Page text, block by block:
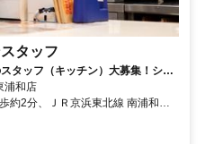
タッフ
タッフ（キッチン）大募集！シフ
浦和店
約2分、ＪＲ京浜東北線 南浦和東
和東口徒歩約54分 JR武蔵野線 東